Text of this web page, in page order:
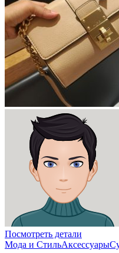
Посмотреть детали
Мода и СтильАксессуары